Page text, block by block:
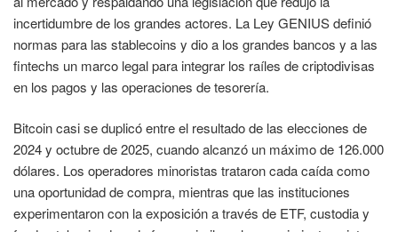
incertidumbre de los grandes actores. La Ley GENIUS definió
normas para las stablecoins y dio a los grandes bancos y a las
fintechs un marco legal para integrar los raíles de criptodivisas
en los pagos y las operaciones de tesorería.
Bitcoin casi se duplicó entre el resultado de las elecciones de
2024 y octubre de 2025, cuando alcanzó un máximo de 126.000
dólares. Los operadores minoristas trataron cada caída como
una oportunidad de compra, mientras que las instituciones
experimentaron con la exposición a través de ETF, custodia y